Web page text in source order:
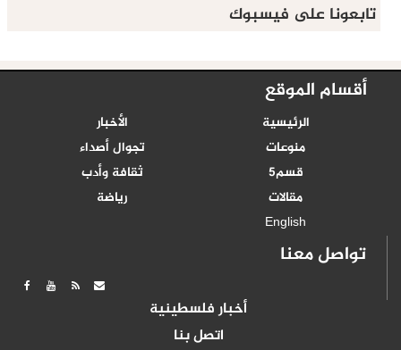
تابعونا على فيسبوك
أقسام الموقع
الرئيسية
الأخبار
منوعات
تجوال أصداء
قسم5
ثقافة وأدب
مقالات
رياضة
English
تواصل معنا
أخبار فلسطينية
اتصل بنا